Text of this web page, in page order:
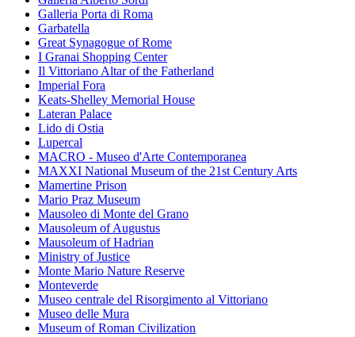
Galleria Porta di Roma
Garbatella
Great Synagogue of Rome
I Granai Shopping Center
Il Vittoriano Altar of the Fatherland
Imperial Fora
Keats-Shelley Memorial House
Lateran Palace
Lido di Ostia
Lupercal
MACRO - Museo d'Arte Contemporanea
MAXXI National Museum of the 21st Century Arts
Mamertine Prison
Mario Praz Museum
Mausoleo di Monte del Grano
Mausoleum of Augustus
Mausoleum of Hadrian
Ministry of Justice
Monte Mario Nature Reserve
Monteverde
Museo centrale del Risorgimento al Vittoriano
Museo delle Mura
Museum of Roman Civilization